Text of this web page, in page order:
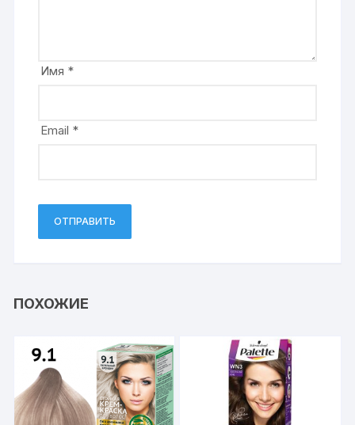
Имя *
Email *
ПОХОЖИЕ